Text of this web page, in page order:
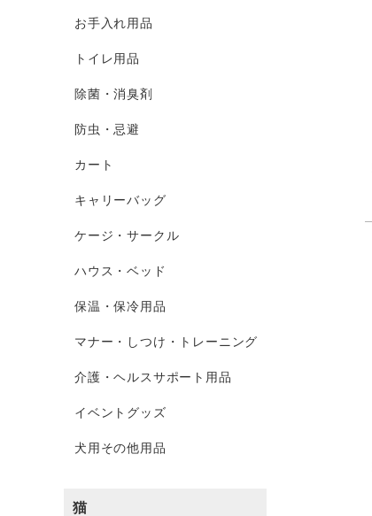
お手入れ用品
トイレ用品
除菌・消臭剤
防虫・忌避
カート
キャリーバッグ
ケージ・サークル
ハウス・ベッド
保温・保冷用品
マナー・しつけ・トレーニング
介護・ヘルスサポート用品
イベントグッズ
犬用その他用品
猫